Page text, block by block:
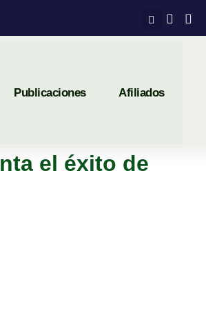
Publicaciones Afiliados
el éxito de